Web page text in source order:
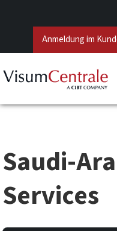
Anmeldung im
Saudi-
Services